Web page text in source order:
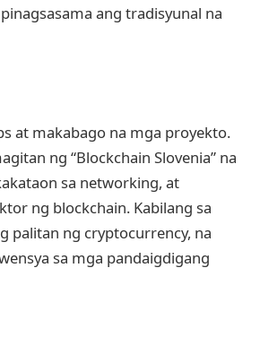
ang tradisyunal na
at makabago na mga proyekto.
ng “Blockchain Slovenia” na
sa networking, at
ng blockchain. Kabilang sa
palitan ng cryptocurrency, na
sa mga pandaigdigang